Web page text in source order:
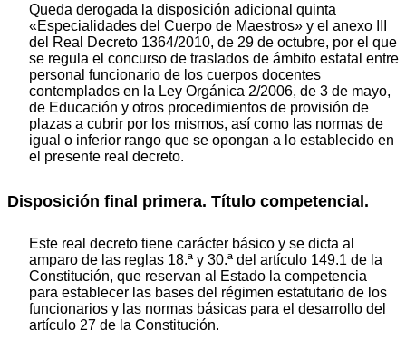
Queda derogada la disposición adicional quinta
«Especialidades del Cuerpo de Maestros» y el anexo III
del Real Decreto 1364/2010, de 29 de octubre, por el que
se regula el concurso de traslados de ámbito estatal entre
personal funcionario de los cuerpos docentes
contemplados en la Ley Orgánica 2/2006, de 3 de mayo,
de Educación y otros procedimientos de provisión de
plazas a cubrir por los mismos, así como las normas de
igual o inferior rango que se opongan a lo establecido en
el presente real decreto.
Disposición final primera. Título competencial.
Este real decreto tiene carácter básico y se dicta al
amparo de las reglas 18.ª y 30.ª del artículo 149.1 de la
Constitución, que reservan al Estado la competencia
para establecer las bases del régimen estatutario de los
funcionarios y las normas básicas para el desarrollo del
artículo 27 de la Constitución.